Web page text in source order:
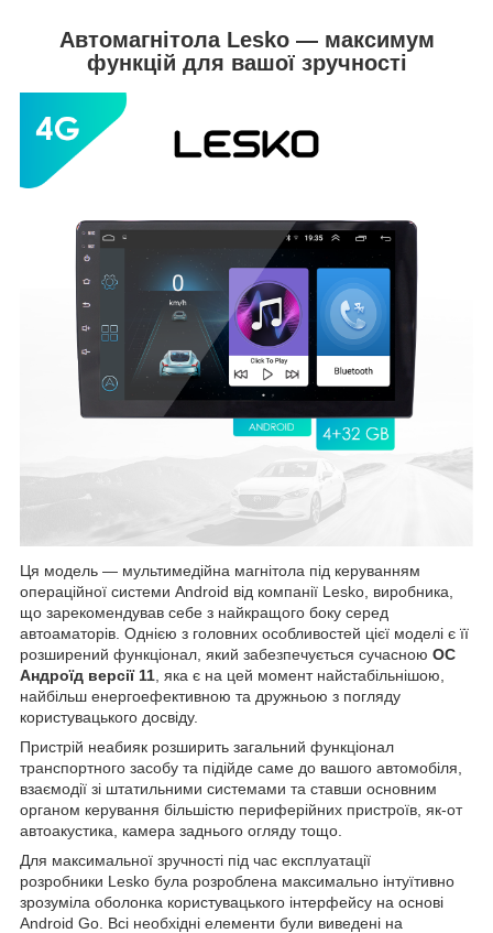
Автомагнітола Lesko — максимум
функцій для вашої зручності
Ця модель — мультимедійна магнітола під керуванням
операційної системи Android від компанії Lesko, виробника,
що зарекомендував себе з найкращого боку серед
автоаматорів. Однією з головних особливостей цієї моделі є її
розширений функціонал, який забезпечується сучасною ОС
Андроїд версії 11 , яка є на цей момент найстабільнішою,
найбільш енергоефективною та дружньою з погляду
користувацького досвіду.
Пристрій неабияк розширить загальний функціонал
транспортного засобу та підійде саме до вашого автомобіля,
взаємодії зі штатильними системами та ставши основним
органом керування більшістю периферійних пристроїв, як-от
автоакустика, камера заднього огляду тощо.
Для максимальної зручності під час експлуатації
розробники Lesko була розроблена максимально інтуїтивно
зрозуміла оболонка користувацького інтерфейсу на основі
Android Go. Всі необхідні елементи були виведені на